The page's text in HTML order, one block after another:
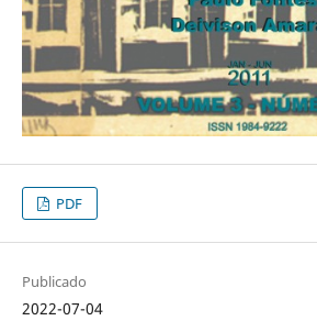
PDF
Publicado
2022-07-04